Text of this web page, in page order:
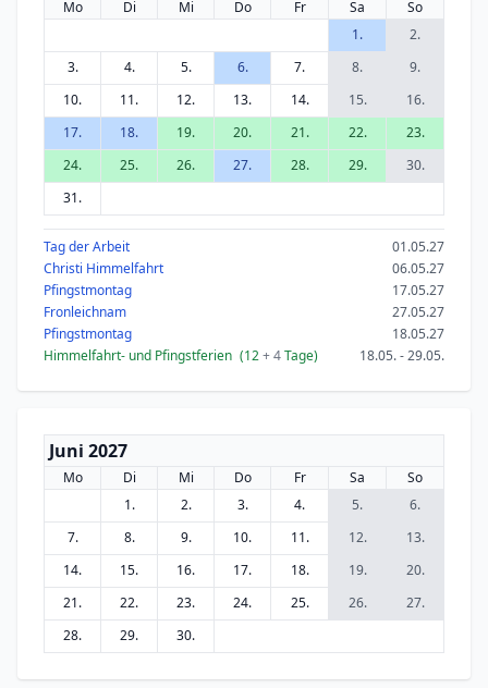
Mo Di Mi Do Fr Sa
So
1.
2.
3.
4. 5. 6. 7. 8.
9.
10.
11. 12. 13. 14. 15.
16.
17.
18. 19. 20. 21. 22.
23.
24.
25. 26. 27. 28. 29.
30.
31.
Tag der Arbeit
01.05.27
Christi Himmelfahrt
06.05.27
Pfingstmontag
17.05.27
Fronleichnam
27.05.27
Pfingstmontag
18.05.27
Himmelfahrt- und Pfingstferien (12+ 4Tage) 18.05. - 29.05.
Juni 2027
Mo Di Mi Do Fr Sa
So
1.
2. 3. 4. 5.
6.
7.
8. 9. 10. 11. 12.
13.
14.
15. 16. 17. 18. 19.
20.
21.
22. 23. 24. 25. 26.
27.
28.
29. 30.